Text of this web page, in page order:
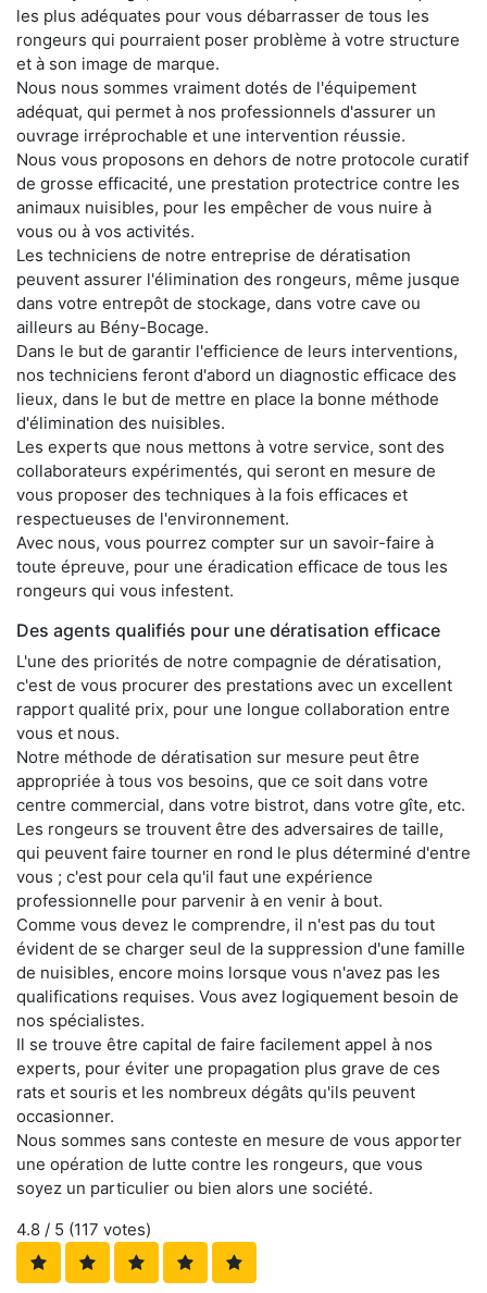
les plus adéquates pour vous débarrasser de tous les
rongeurs qui pourraient poser problème à votre structure
et à son image de marque.
Nous nous sommes vraiment dotés de l'équipement
adéquat, qui permet à nos professionnels d'assurer un
ouvrage irréprochable et une intervention réussie.
Nous vous proposons en dehors de notre protocole curatif
de grosse efficacité, une prestation protectrice contre les
animaux nuisibles, pour les empêcher de vous nuire à
vous ou à vos activités.
Les techniciens de notre entreprise de dératisation
peuvent assurer l'élimination des rongeurs, même jusque
dans votre entrepôt de stockage, dans votre cave ou
ailleurs au Bény-Bocage.
Dans le but de garantir l'efficience de leurs interventions,
nos techniciens feront d'abord un diagnostic efficace des
lieux, dans le but de mettre en place la bonne méthode
d'élimination des nuisibles.
Les experts que nous mettons à votre service, sont des
collaborateurs expérimentés, qui seront en mesure de
vous proposer des techniques à la fois efficaces et
respectueuses de l'environnement.
Avec nous, vous pourrez compter sur un savoir-faire à
toute épreuve, pour une éradication efficace de tous les
rongeurs qui vous infestent.
Des agents qualifiés pour une dératisation efficace
L'une des priorités de notre compagnie de dératisation,
c'est de vous procurer des prestations avec un excellent
rapport qualité prix, pour une longue collaboration entre
vous et nous.
Notre méthode de dératisation sur mesure peut être
appropriée à tous vos besoins, que ce soit dans votre
centre commercial, dans votre bistrot, dans votre gîte, etc.
Les rongeurs se trouvent être des adversaires de taille,
qui peuvent faire tourner en rond le plus déterminé d'entre
vous ; c'est pour cela qu'il faut une expérience
professionnelle pour parvenir à en venir à bout.
Comme vous devez le comprendre, il n'est pas du tout
évident de se charger seul de la suppression d'une famille
de nuisibles, encore moins lorsque vous n'avez pas les
qualifications requises. Vous avez logiquement besoin de
nos spécialistes.
Il se trouve être capital de faire facilement appel à nos
experts, pour éviter une propagation plus grave de ces
rats et souris et les nombreux dégâts qu'ils peuvent
occasionner.
Nous sommes sans conteste en mesure de vous apporter
une opération de lutte contre les rongeurs, que vous
soyez un particulier ou bien alors une société.
4.8 / 5 (117 votes)